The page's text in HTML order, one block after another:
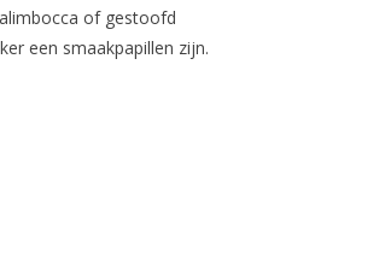
of gestoofd
een smaakpapillen zijn.